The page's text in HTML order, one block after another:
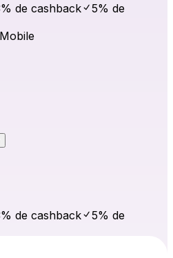
de cashback
5% de
de cashback
5% de